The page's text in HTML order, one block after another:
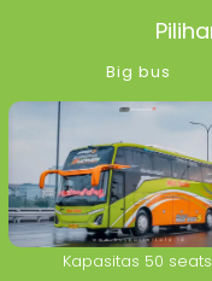
Big bus
Kapasitas 50